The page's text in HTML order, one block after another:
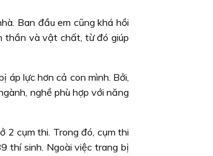
Ban đầu em cũng khá hồi
thần và vật chất, từ đó giúp
áp lực hơn cả con mình. Bởi,
nghề phù hợp với năng
2 cụm thi. Trong đó, cụm thi
thí sinh. Ngoài việc trang bị